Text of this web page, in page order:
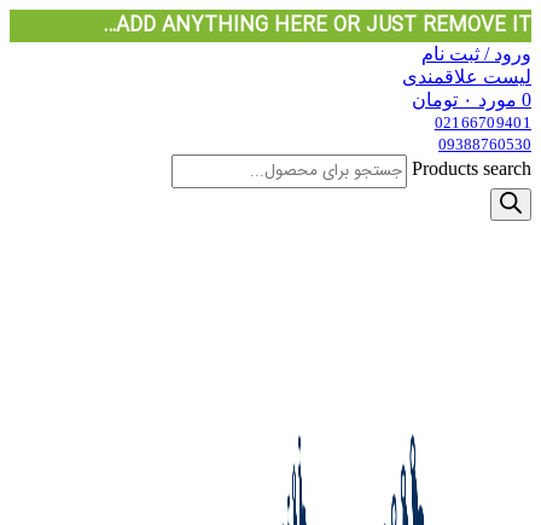
ADD ANYTHING HERE OR JUST REMOVE IT…
ورود / ثبت نام
لیست علاقمندی
0 مورد ۰ تومان
02166709401
09388760530
Products search